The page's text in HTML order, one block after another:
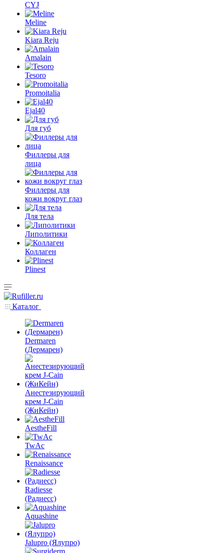
CYJ
Meline
Kiara Reju
Amalain
Tesoro
Promoitalia
Ejal40
Для губ
Филлеры для
лица
Филлеры для
кожи вокруг глаз
Для тела
Липолитики
Коллаген
Plinest
Каталог
Dermaren
(Дермарен)
Анестезирующий
крем J-Cain
(ЖиКейн)
AestheFill
TwAc
Renaissance
Radiesse
(Радиесс)
Aquashine
Jalupro (Ялупро)